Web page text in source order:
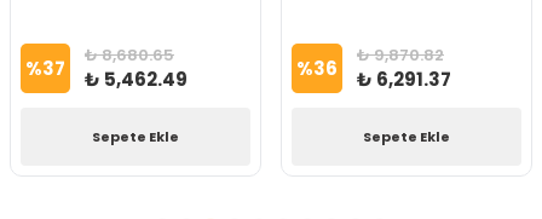
%37 ₺ 8,680.65
₺ 5,462.49
Sepete Ekle
%36 ₺ 9,870.82
₺ 6,291.37
Sepete Ekle